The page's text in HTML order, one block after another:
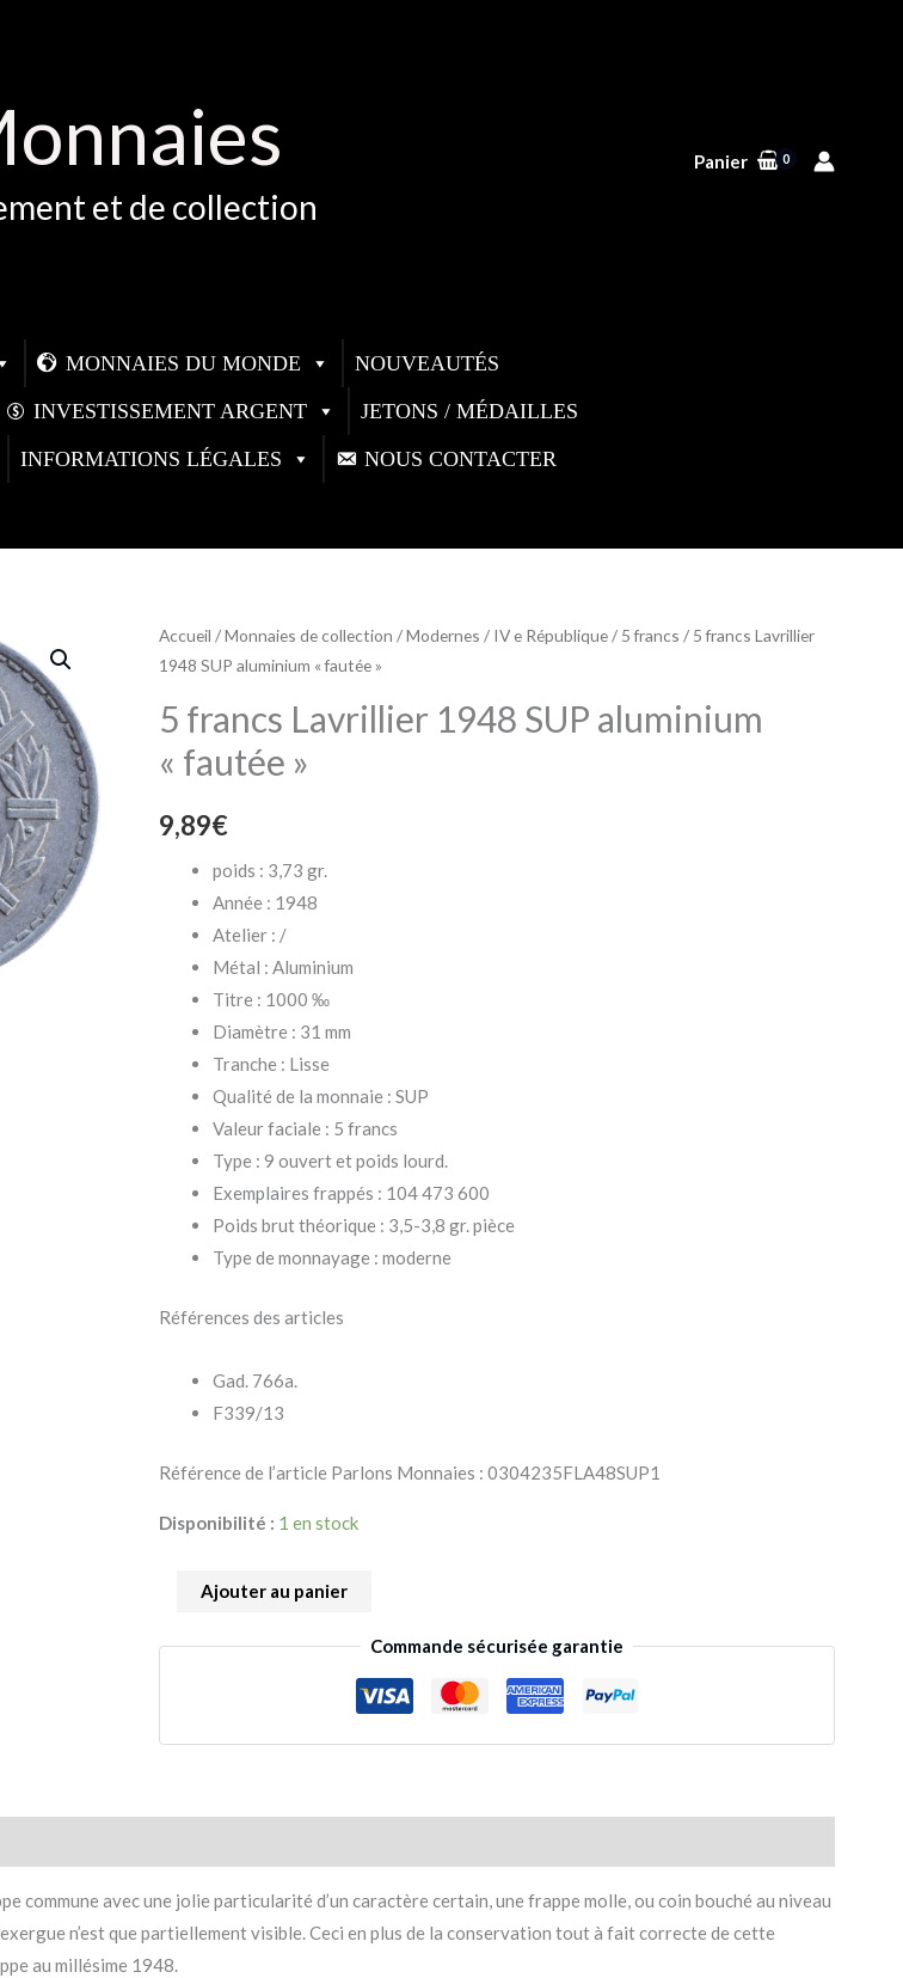
et de collection
Panier
MONNAIES DU MONDE
NOUVEAUTÉS
INVESTISSEMENT ARGENT
JETONS / MÉDAILLES
INFORMATIONS LÉGALES
NOUS CONTACTER
Accueil /Monnaies de collection /Modernes / IV e République/ 5 francs / 5 francs Lavrillier
1948 SUP aluminium « fautée »
5 francs Lavrillier 1948 SUP aluminium
« fautée »
9,89€
poids : 3,73 gr.
Année : 1948
Atelier : /
Métal : Aluminium
Titre : 1000 ‰
Diamètre : 31 mm
Tranche : Lisse
Qualité de la monnaie : SUP
Valeur faciale : 5 francs
Type : 9 ouvert et poids lourd.
Exemplaires frappés : 104 473 600
Poids brut théorique : 3,5-3,8 gr. pièce
Type de monnayage : moderne
Références des articles
Gad. 766a.
F339/13
Référence de l’article Parlons Monnaies : 0304235FLA48SUP1
Disponibilité : 1 en stock
quantité
de
francs
Lavrillier
SUP
aluminium
"fautée"
Ajouter au panier
Commande sécurisée garantie
commune avec une jolie particularité d’un caractère certain, une frappe molle, ou coin bouché au niveau
n’est que partiellement visible. Ceci en plus de la conservation tout à fait correcte de cette
au millésime 1948.